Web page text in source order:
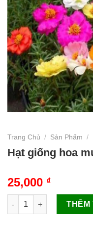
Trang Chủ / Sản Phẩm /
Hạt giống hoa
25,000 ₫
Hạt giống hoa mười giờ
THÊM